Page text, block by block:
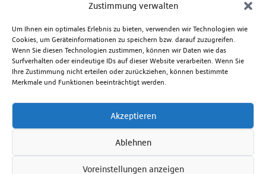
Zustimmung verwalten
Um Ihnen ein optimales Erlebnis zu bieten, verwenden wir Technologien wie
Cookies, um Geräteinformationen zu speichern bzw. darauf zuzugreifen.
Wenn Sie diesen Technologien zustimmen, können wir Daten wie das
Surfverhalten oder eindeutige IDs auf dieser Website verarbeiten. Wenn Sie
Ihre Zustimmung nicht erteilen oder zurückziehen, können bestimmte
Merkmale und Funktionen beeinträchtigt werden.
Akzeptieren
Ablehnen
Voreinstellungen anzeigen
Ihren Ansprüchen am besten gerecht wird.
Kontaktieren Sie uns zu Fragen rund um die Anwendung
unserer Produkte, Reparatur- und Ersatzteilservice.
Beratungshotline Mo. bis Fr. 8.00 - 17.00 Uhr
+49 381 6586-830
Senden Sie uns eine E-Mail